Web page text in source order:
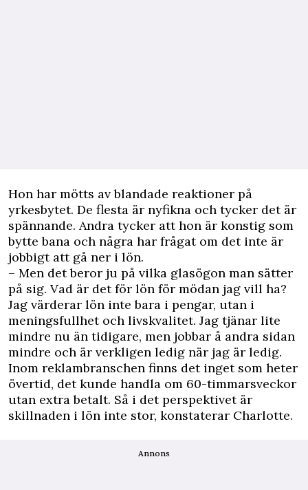
Hon har mötts av blandade reaktioner på
yrkesbytet. De flesta är nyfikna och tycker det är
spännande. Andra tycker att hon är konstig som
bytte bana och några har frågat om det inte är
jobbigt att gå ner i lön.
– Men det beror ju på vilka glasögon man sätter
på sig. Vad är det för lön för mödan jag vill ha?
Jag värderar lön inte bara i pengar, utan i
meningsfullhet och livskvalitet. Jag tjänar lite
mindre nu än tidigare, men jobbar å andra sidan
mindre och är verkligen ledig när jag är ledig.
Inom reklambranschen finns det inget som heter
övertid, det kunde handla om 60-timmarsveckor
utan extra betalt. Så i det perspektivet är
skillnaden i lön inte stor, konstaterar Charlotte.
Annons